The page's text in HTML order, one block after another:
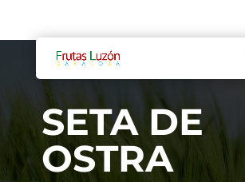
SETA DE
OSTRA